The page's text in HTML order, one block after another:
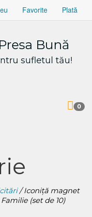
Favorite Plată
Bună
sufletul tău!
0
/ Iconiță magnet
(set de 10)